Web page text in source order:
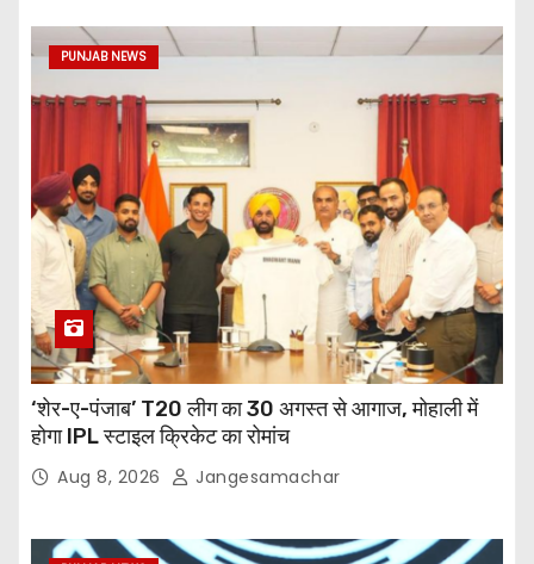
PUNJAB NEWS
‘शेर-ए-पंजाब’ T20 लीग का 30 अगस्त से आगाज, मोहाली में
होगा IPL स्टाइल क्रिकेट का रोमांच
Aug 8, 2026 Jangesamachar